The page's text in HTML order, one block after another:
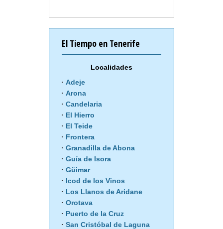
El Tiempo en Tenerife
Localidades
Adeje
Arona
Candelaria
El Hierro
El Teide
Frontera
Granadilla de Abona
Guía de Isora
Güimar
Icod de los Vinos
Los Llanos de Aridane
Orotava
Puerto de la Cruz
San Cristóbal de Laguna